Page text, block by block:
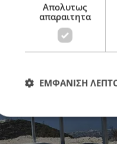
Απολυτως
απαραιτητα
ΕΜΦΑΝΙΣΗ